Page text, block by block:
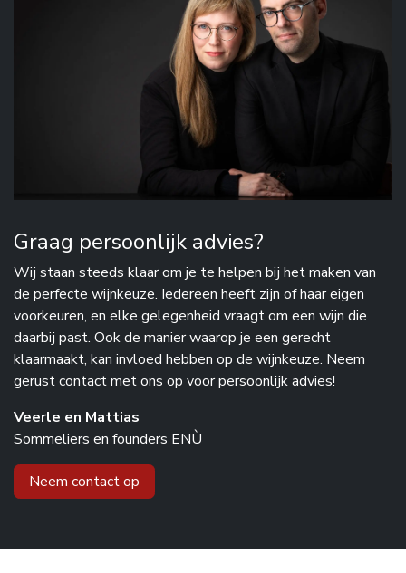
Graag persoonlijk advies?
Wij staan steeds klaar om je te helpen bij het maken van
de perfecte wijnkeuze. Iedereen heeft zijn of haar eigen
voorkeuren, en elke gelegenheid vraagt om een wijn die
daarbij past. Ook de manier waarop je een gerecht
klaarmaakt, kan invloed hebben op de wijnkeuze. Neem
gerust contact met ons op voor persoonlijk advies!
Veerle en Mattias
Sommeliers en founders ENÙ
Neem contact op